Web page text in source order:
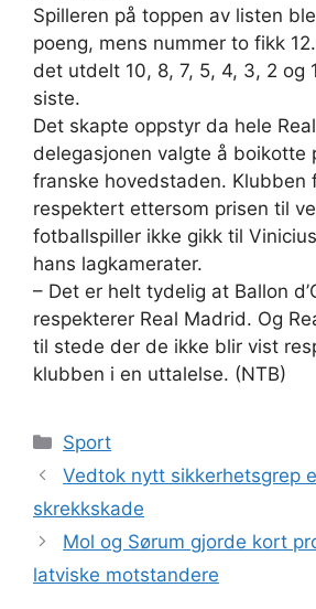
Spilleren på toppen av listen
poeng, mens nummer to fikk
det utdelt 10, 8, 7, 5, 4, 3, 2 og
siste.
Det skapte oppstyr da hele
delegasjonen valgte å boikotte
franske hovedstaden. Klubben
respektert ettersom prisen til
fotballspiller ikke gikk til
hans lagkamerater.
– Det er helt tydelig at Ballon
respekterer Real Madrid. Og
til stede der de ikke blir vist
klubben i en uttalelse. (NTB)
Kategorier
Sport
Vedtok nytt sikkerhetsgrep
skrekkskade
Mol og Sørum gjorde kort
latviske motstandere